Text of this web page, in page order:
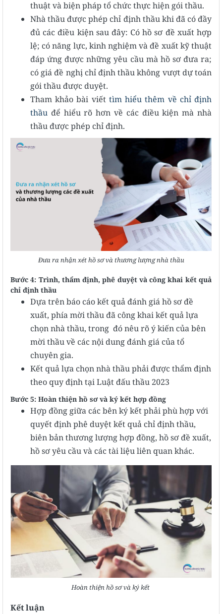
thuật và biện pháp tổ chức thực hiện gói thầu.
Nhà thầu được phép chỉ định thầu khi đã có đầy
đủ các điều kiện sau đây: Có hồ sơ đề xuất hợp
lệ; có năng lực, kinh nghiệm và đề xuất kỹ thuật
đáp ứng được những yêu cầu mà hồ sơ đưa ra;
có giá đề nghị chỉ định thầu không vượt dự toán
gói thầu được duyệt.
​​​​​​​Tham khảo bài viết tìm hiểu thêm về chỉ định
thầu để hiểu rõ hơn về các điều kiện mà nhà
thầu được phép chỉ định.
Đưa ra nhận xét hồ sơ và thương lượng nhà thầu
Bước 4: Trình, thẩm định, phê duyệt và công khai kết quả
chỉ định thầu
Dựa trên báo cáo kết quả đánh giá hồ sơ đề
xuất, phía mời thầu đã công khai kết quả lựa
chọn nhà thầu, trong đó nêu rõ ý kiến của bên
mời thầu về các nội dung đánh giá của tổ
chuyên gia.
​​​​​​​Kết quả lựa chọn nhà thầu phải được thẩm định
theo quy định tại Luật đấu thầu 2023
Bước 5: Hoàn thiện hồ sơ và ký kết hợp đồng
Hợp đồng giữa các bên ký kết phải phù hợp với
quyết định phê duyệt kết quả chỉ định thầu,
biên bản thương lượng hợp đồng, hồ sơ đề xuất,
hồ sơ yêu cầu và các tài liệu liên quan khác.
Hoàn thiện hồ sơ và ký kết
Kết luận